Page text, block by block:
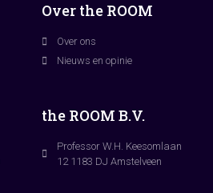
Over the ROOM
Over ons
Nieuws en opinie
the ROOM B.V.
Professor W.H. Keesomlaan
12 1183 DJ Amstelveen